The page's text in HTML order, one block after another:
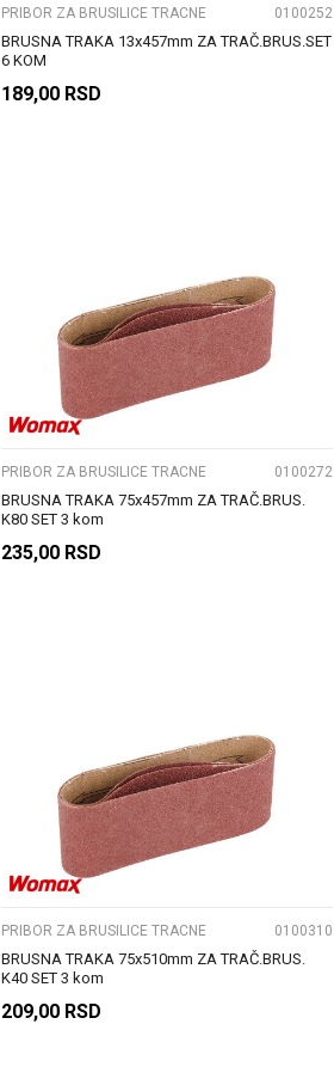
PRIBOR ZA BRUSILICE TRACNE 0100252
BRUSNA TRAKA 13x457mm ZA TRAČ.BRUS.SET
6 KOM
189,00 RSD
UPOREDI
PRIBOR ZA BRUSILICE TRACNE 0100272
BRUSNA TRAKA 75x457mm ZA TRAČ.BRUS.
K80 SET 3 kom
235,00 RSD
UPOREDI
PRIBOR ZA BRUSILICE TRACNE 0100310
BRUSNA TRAKA 75x510mm ZA TRAČ.BRUS.
K40 SET 3 kom
209,00 RSD